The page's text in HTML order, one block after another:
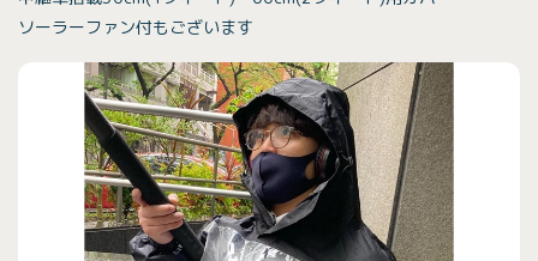
ソーラーファン付もございます